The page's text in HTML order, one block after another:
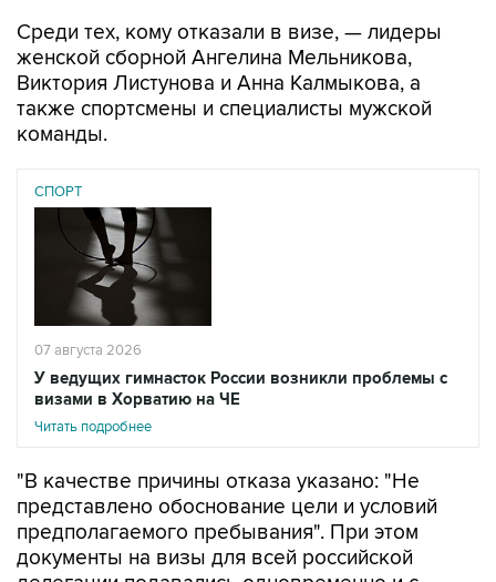
Среди тех, кому отказали в визе, — лидеры
женской сборной Ангелина Мельникова,
Виктория Листунова и Анна Калмыкова, а
также спортсмены и специалисты мужской
команды.
СПОРТ
07 августа 2026
У ведущих гимнасток России возникли проблемы с
визами в Хорватию на ЧЕ
Читать подробнее
"В качестве причины отказа указано: "Не
представлено обоснование цели и условий
предполагаемого пребывания". При этом
документы на визы для всей российской